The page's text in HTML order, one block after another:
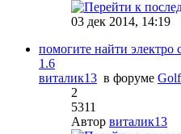
03 дек 2014, 14:19
помогите найти электро
1.6
виталик13 в форуме
2
5311
Автор виталик13